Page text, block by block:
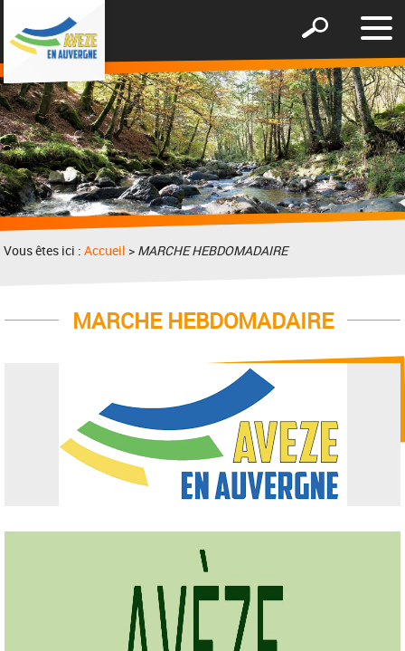
le
Afficher
formulaire
de
recherche
Vous êtes ici :Accueil > MARCHE HEBDOMADAIRE
MARCHE HEBDOMADAIRE